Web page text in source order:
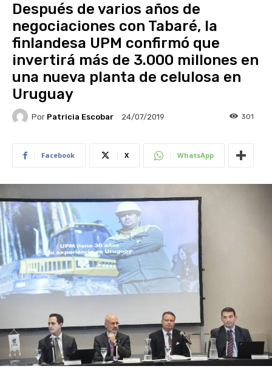
Después de varios años de
negociaciones con Tabaré, la
finlandesa UPM confirmó que
invertirá más de 3.000 millones en
una nueva planta de celulosa en
Uruguay
Por Patricia Escobar 24/07/2019 301
Facebook X WhatsApp